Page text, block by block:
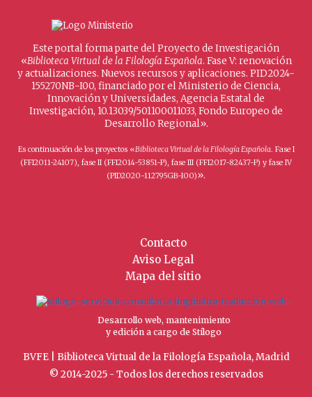
Este portal forma parte del Proyecto de Investigación
«Biblioteca Virtual de la Filología Española. Fase V: renovación
y actualizaciones. Nuevos recursos y aplicaciones. PID2024-
155270NB-I00, financiado por el Ministerio de Ciencia,
Innovación y Universidades, Agencia Estatal de
Investigación, 10.13039/501100011033, Fondo Europeo de
Desarrollo Regional».
Es continuación de los proyectos «Biblioteca Virtual de la Filología Española. Fase I
(FFI2011-24107), fase II (FFI2014-53851-P), fase III (FFI2017-82437-P) y fase IV
(PID2020-112795GB-I00)».
Contacto
Aviso Legal
Mapa del sitio
Desarrollo web, mantenimiento
y edición a cargo de Stílogo
BVFE | Biblioteca Virtual de la Filología Española, Madrid
© 2014-2025 - Todos los derechos reservados